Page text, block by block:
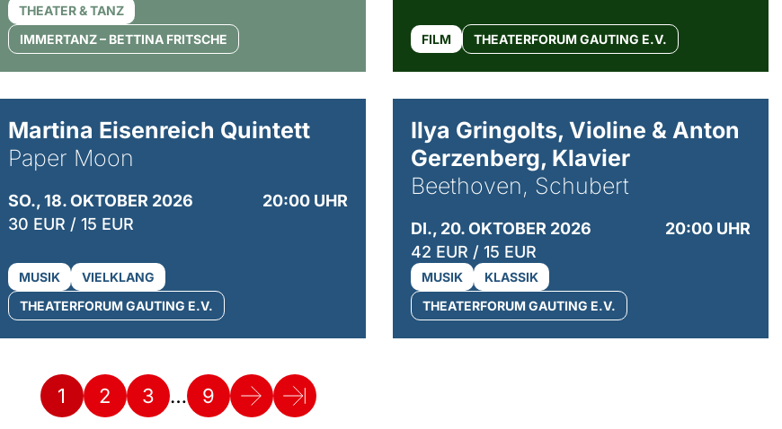
THEATER & TANZ
IMMERTANZ – BETTINA FRITSCHE
FILM THEATERFORUM GAUTING E.V.
Martina Eisenreich Quintett
Paper Moon
SO., 18. OKTOBER 2026
20:00 UHR
30 EUR / 15 EUR
MUSIK
VIELKLANG
THEATERFORUM GAUTING E.V.
Ilya Gringolts, Violine & Anton
Gerzenberg, Klavier
Beethoven, Schubert
DI., 20. OKTOBER 2026
20:00 UHR
42 EUR / 15 EUR
MUSIK
KLASSIK
THEATERFORUM GAUTING E.V.
1 2 3 … 9